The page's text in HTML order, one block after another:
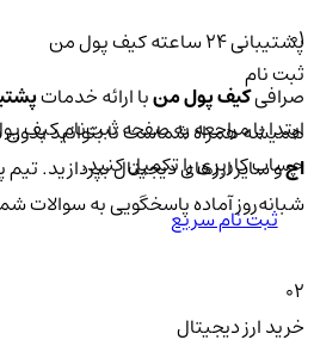
پشتیبانی ۲۴ ساعته کیف پول من
صرافیکیف پول منبا ارائه خدمات
همیشه همراه شماست تا بتوانید بدون
اچو سایر ارزهای دیجیتال بپردازید. تیم
شبانه‌روز آماده پاسخگویی به سوالات
01
ثبت نام
ابتدا با مراجعه به صفحه ثبت‌نام کیف‌
حساب کاربری را تکمیل کنید.
ثبت نام سریع
02
خرید ارز دیجیتال